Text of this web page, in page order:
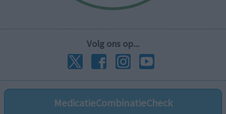
Volg ons op...
MedicatieCombinatieCheck